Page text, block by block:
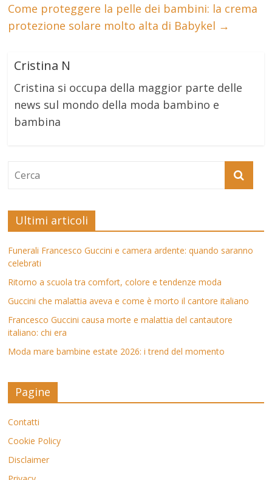
Come proteggere la pelle dei bambini: la crema
protezione solare molto alta di Babykel →
Cristina N
Cristina si occupa della maggior parte delle
news sul mondo della moda bambino e
bambina
Ultimi articoli
Funerali Francesco Guccini e camera ardente: quando saranno
celebrati
Ritorno a scuola tra comfort, colore e tendenze moda
Guccini che malattia aveva e come è morto il cantore italiano
Francesco Guccini causa morte e malattia del cantautore
italiano: chi era
Moda mare bambine estate 2026: i trend del momento
Pagine
Contatti
Cookie Policy
Disclaimer